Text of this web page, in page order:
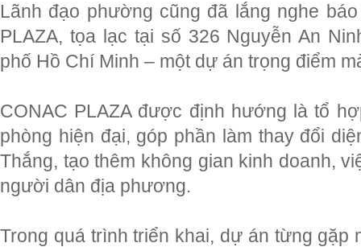
Lãnh đạo phường cũng đã lắng nghe
PLAZA, tọa lạc tại số 326 Nguyễn An
phố Hồ Chí Minh – một dự án trọng điểm
CONAC PLAZA được định hướng là tổ
phòng hiện đại, góp phần làm thay đổi
Thắng, tạo thêm không gian kinh doanh,
người dân địa phương.
Trong quá trình triển khai, dự án từng gặp